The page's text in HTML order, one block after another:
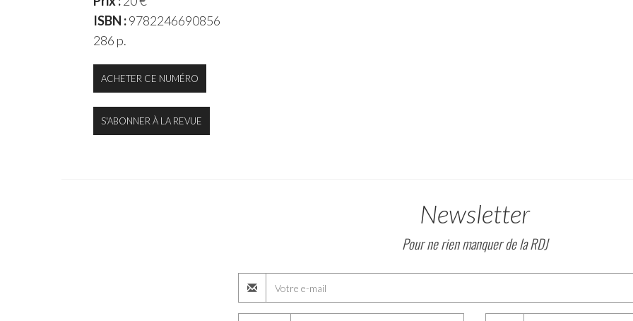
ISBN :9782246690856
286 p.
ACHETER CE NUMÉRO
S'ABONNER À LA REVUE
Newsletter
Pour ne rien manquer de la RDJ